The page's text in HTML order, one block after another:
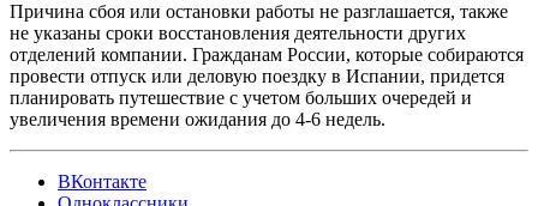
Причина сбоя или остановки работы не разглашается, также
не указаны сроки восстановления деятельности других
отделений компании. Гражданам России, которые собираются
провести отпуск или деловую поездку в Испании, придется
планировать путешествие с учетом больших очередей и
увеличения времени ожидания до 4-6 недель.
ВКонтакте